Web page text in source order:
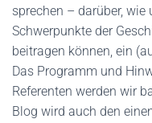
sprechen – darüber,
Schwerpunkte der
beitragen können, ein
Das Programm und
Referenten werden wir
Blog wird auch den